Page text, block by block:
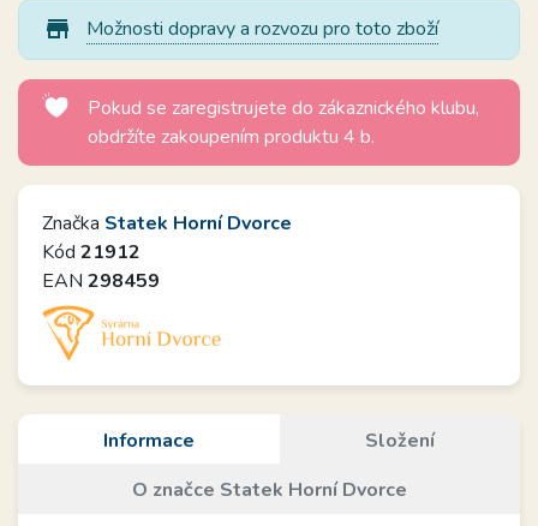
store_mall_directory Možnosti dopravy a rozvozu pro toto zboží
Pokud se zaregistrujete do zákaznického klubu,
obdržíte zakoupením produktu 4 b.
Značka Statek Horní Dvorce
Kód 21912
EAN 298459
Informace
Složení
O značce Statek Horní Dvorce